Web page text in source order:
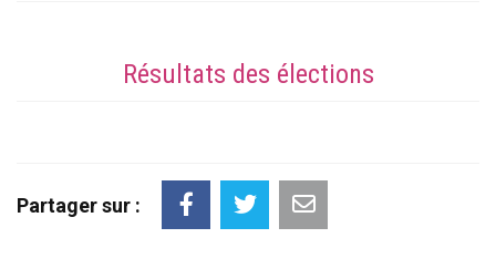
Résultats des élections
Partager sur :